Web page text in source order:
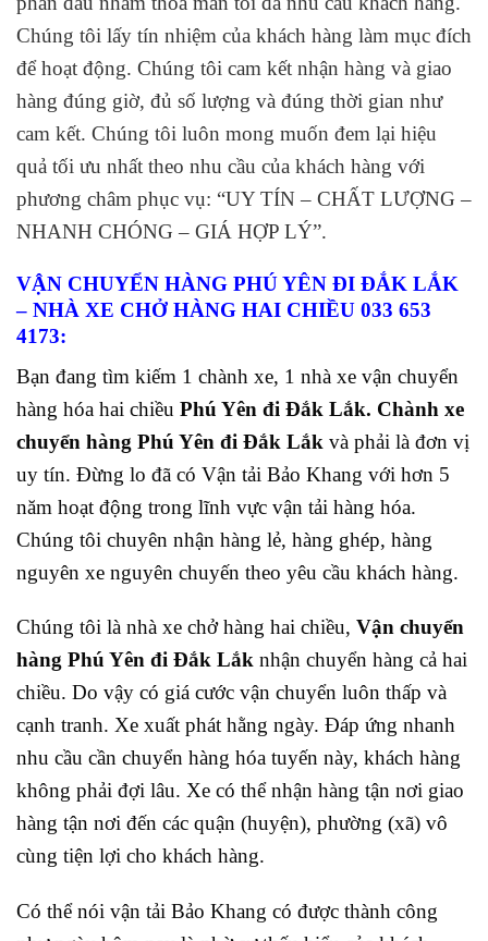
Chúng tôi lấy tín nhiệm của khách hàng làm mục đích
để hoạt động. Chúng tôi cam kết nhận hàng và giao
hàng đúng giờ, đủ số lượng và đúng thời gian như
cam kết. Chúng tôi luôn mong muốn đem lại hiệu
quả tối ưu nhất theo nhu cầu của khách hàng với
phương châm phục vụ: “UY TÍN – CHẤT LƯỢNG –
NHANH CHÓNG – GIÁ HỢP LÝ”.
VẬN CHUYỂN HÀNG PHÚ YÊN ĐI ĐẮK LẮK
– NHÀ XE CHỞ HÀNG HAI CHIỀU 033 653
4173:
Bạn đang tìm kiếm 1 chành xe, 1 nhà xe vận chuyển
hàng hóa hai chiều Phú Yên đi Đắk Lắk. Chành xe
chuyển hàng Phú Yên đi Đắk Lắk và phải là đơn vị
uy tín. Đừng lo đã có Vận tải Bảo Khang với hơn 5
năm hoạt động trong lĩnh vực vận tải hàng hóa.
Chúng tôi chuyên nhận hàng lẻ, hàng ghép, hàng
nguyên xe nguyên chuyến theo yêu cầu khách hàng.
Chúng tôi là nhà xe chở hàng hai chiều, Vận chuyển
hàng Phú Yên đi Đắk Lắk nhận chuyển hàng cả hai
chiều. Do vậy có giá cước vận chuyển luôn thấp và
cạnh tranh. Xe xuất phát hằng ngày. Đáp ứng nhanh
nhu cầu cần chuyển hàng hóa tuyến này, khách hàng
không phải đợi lâu. Xe có thể nhận hàng tận nơi giao
hàng tận nơi đến các quận (huyện), phường (xã) vô
cùng tiện lợi cho khách hàng.
Có thể nói vận tải Bảo Khang có được thành công